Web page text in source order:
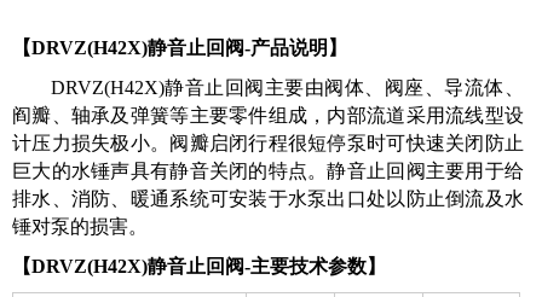
【DRVZ(H42X)静音止回阀-产品说明】
DRVZ(H42X)静音止回阀主要由阀体、阀座、导流体、
阎瓣、轴承及弹簧等主要零件组成，内部流道采用流线型设
计压力损失极小。阀瓣启闭行程很短停泵时可快速关闭防止
巨大的水锤声具有静音关闭的特点。静音止回阀主要用于给
排水、消防、暖通系统可安装于水泵出口处以防止倒流及水
锤对泵的损害。
【DRVZ(H42X)静音止回阀-主要技术参数】